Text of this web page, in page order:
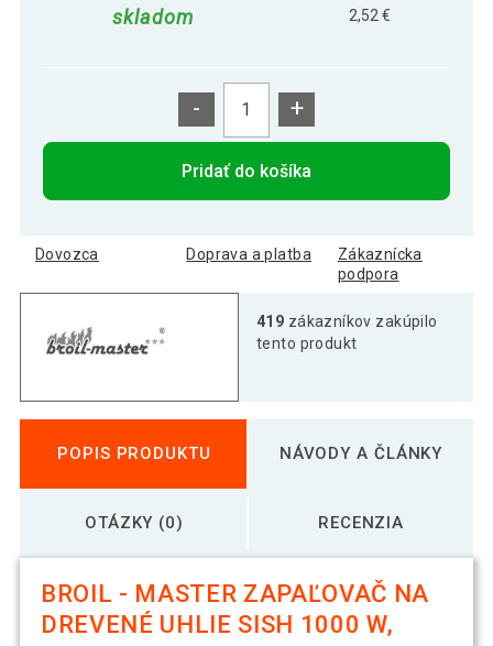
skladom
2,52 €
- +
Pridať do košíka
Dovozca Doprava a platba
Zákaznícka
podpora
419 zákazníkov zakúpilo
tento produkt
POPIS PRODUKTU NÁVODY A ČLÁNKY
OTÁZKY (0) RECENZIA
BROIL - MASTER ZAPAĽOVAČ NA
DREVENÉ UHLIE SISH 1000 W,